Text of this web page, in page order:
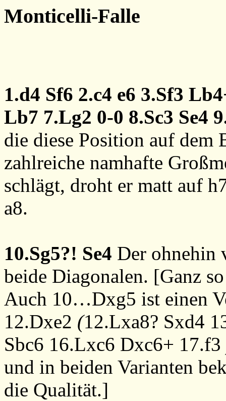
Monticelli-Falle
1.d4 Sf6 2.c4 e6 3.Sf3
Lb7 7.Lg2 0-0 8.Sc3 Se4
die diese Position auf dem
zahlreiche namhafte
schlägt, droht er matt auf
a8.
10.Sg5?! Se4 Der ohnehin
beide Diagonalen. [Ganz
Auch 10…Dxg5 ist einen
12.Dxe2 (12.Lxa8? Sxd4
Sbc6 16.Lxc6 Dxc6+ 17.f3
und in beiden Varianten
die Qualität.]